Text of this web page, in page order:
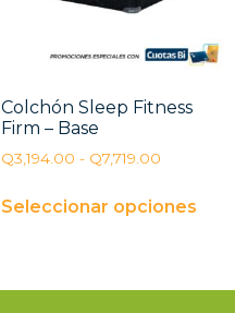
Colchón Sleep Fitness
Firm – Base
Q3,194.00 - Q7,719.00
Seleccionar opciones